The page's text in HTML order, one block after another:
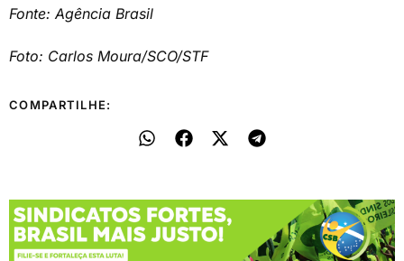
Fonte: Agência Brasil
Foto: Carlos Moura/SCO/STF
COMPARTILHE: